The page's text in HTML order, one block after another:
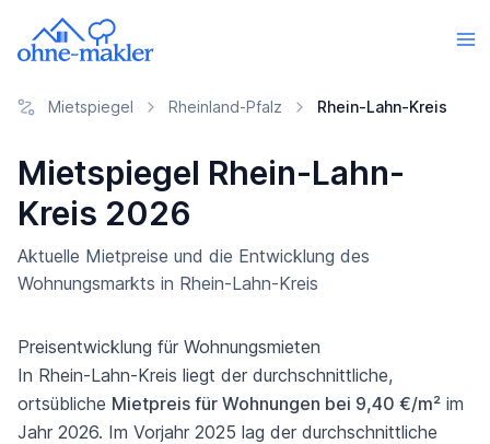
Mietspiegel Rheinland-Pfalz Rhein-Lahn-Kreis
Mietspiegel Rhein-Lahn-
Kreis 2026
Aktuelle Mietpreise und die Entwicklung des
Wohnungsmarkts in Rhein-Lahn-Kreis
Preisentwicklung für Wohnungsmieten
In Rhein-Lahn-Kreis liegt der durchschnittliche,
ortsübliche Mietpreis für Wohnungen bei 9,40 €/m² im
Jahr 2026. Im Vorjahr 2025 lag der durchschnittliche